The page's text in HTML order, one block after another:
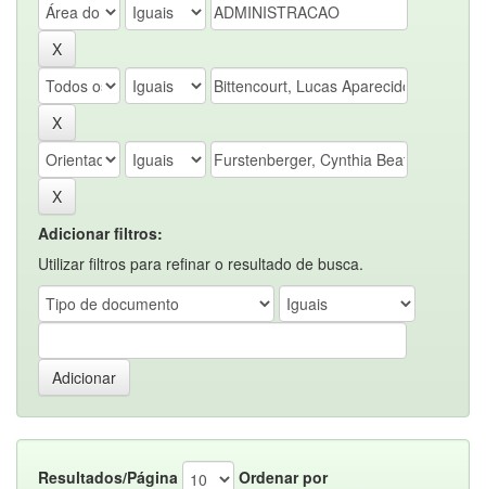
Adicionar filtros:
Utilizar filtros para refinar o resultado de busca.
Resultados/Página
Ordenar por